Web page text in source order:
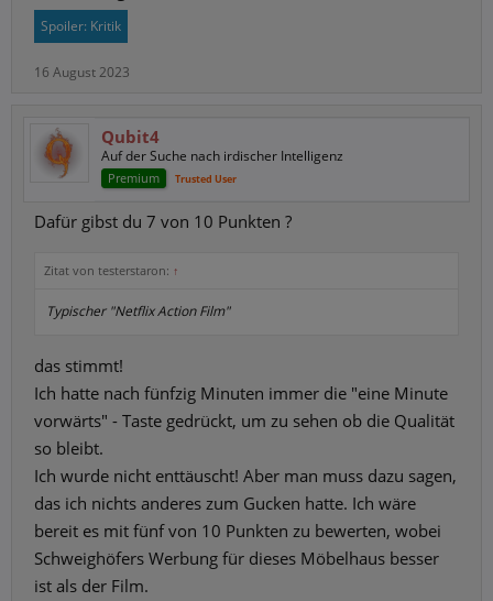
Spoiler: Kritik
16 August 2023
Qubit4
Auf der Suche nach irdischer Intelligenz
Premium Trusted User
Dafür gibst du 7 von 10 Punkten ?
Zitat von testerstaron: ↑
Typischer "Netflix Action Film"
das stimmt!
Ich hatte nach fünfzig Minuten immer die "eine Minute
vorwärts" - Taste gedrückt, um zu sehen ob die Qualität
so bleibt.
Ich wurde nicht enttäuscht! Aber man muss dazu sagen,
das ich nichts anderes zum Gucken hatte. Ich wäre
bereit es mit fünf von 10 Punkten zu bewerten, wobei
Schweighöfers Werbung für dieses Möbelhaus besser
ist als der Film.